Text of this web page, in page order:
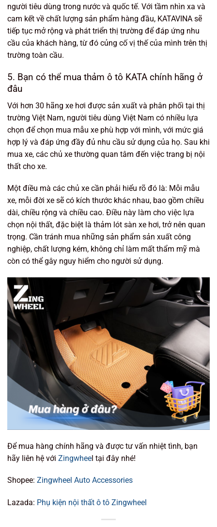
người tiêu dùng trong nước và quốc tế. Với tầm nhìn xa và
cam kết về chất lượng sản phẩm hàng đầu, KATAVINA sẽ
tiếp tục mở rộng và phát triển thị trường để đáp ứng nhu
cầu của khách hàng, từ đó củng cố vị thế của mình trên thị
trường toàn cầu.
5. Bạn có thể mua thảm ô tô KATA chính hãng ở
đâu
Với hơn 30 hãng xe hơi được sản xuất và phân phối tại thị
trường Việt Nam, người tiêu dùng Việt Nam có nhiều lựa
chọn để chọn mua mẫu xe phù hợp với mình, với mức giá
hợp lý và đáp ứng đầy đủ nhu cầu sử dụng của họ. Sau khi
mua xe, các chủ xe thường quan tâm đến việc trang bị nội
thất cho xe.
Một điều mà các chủ xe cần phải hiểu rõ đó là: Mỗi mẫu
xe, mỗi đời xe sẽ có kích thước khác nhau, bao gồm chiều
dài, chiều rộng và chiều cao. Điều này làm cho việc lựa
chọn nội thất, đặc biệt là thảm lót sàn xe hơi, trở nên quan
trọng. Cần tránh mua những sản phẩm sản xuất công
nghiệp, chất lượng kém, không chỉ làm mất thẩm mỹ mà
còn có thể gây nguy hiểm cho người sử dụng.
Để mua hàng chính hãng và được tư vấn nhiệt tình, bạn
hãy liên hệ với Zingwheel tại đây nhé!
Shopee: Zingwheel Auto Accessories
Lazada: Phụ kiện nội thất ô tô Zingwheel